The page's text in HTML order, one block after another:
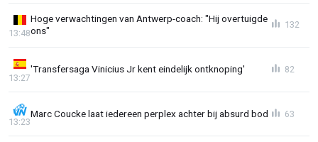
Hoge verwachtingen van Antwerp-coach: "Hij overtuigde
ons"
13:48
132
'Transfersaga Vinicius Jr kent eindelijk ontknoping'
13:27
82
Marc Coucke laat iedereen perplex achter bij absurd bod
13:23
63